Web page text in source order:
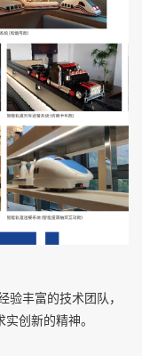
丰富的技术团队，
创新的精神。